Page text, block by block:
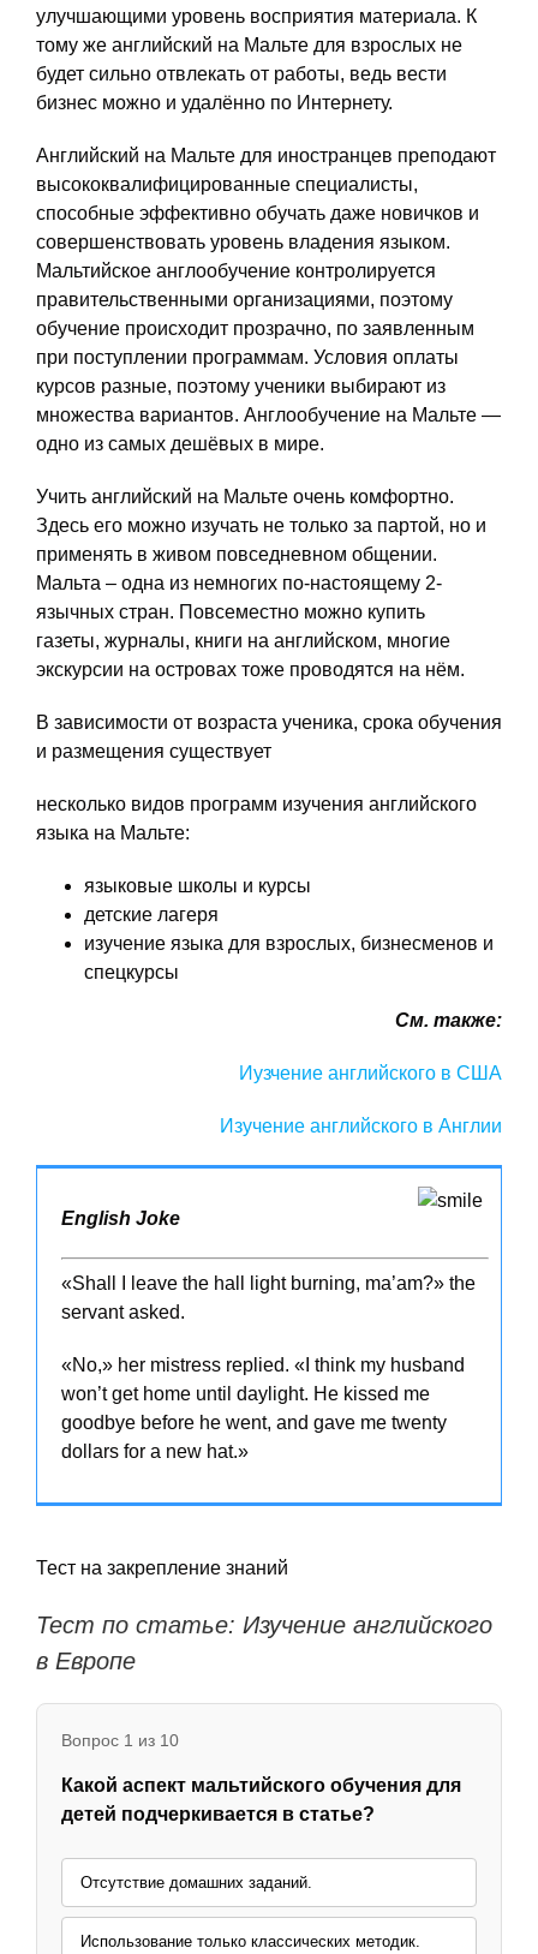
улучшающими уровень восприятия материала. К
тому же английский на Мальте для взрослых не
будет сильно отвлекать от работы, ведь вести
бизнес можно и удалённо по Интернету.
Английский на Мальте для иностранцев преподают
высококвалифицированные специалисты,
способные эффективно обучать даже новичков и
совершенствовать уровень владения языком.
Мальтийское англообучение контролируется
правительственными организациями, поэтому
обучение происходит прозрачно, по заявленным
при поступлении программам. Условия оплаты
курсов разные, поэтому ученики выбирают из
множества вариантов. Англообучение на Мальте —
одно из самых дешёвых в мире.
Учить английский на Мальте очень комфортно.
Здесь его можно изучать не только за партой, но и
применять в живом повседневном общении.
Мальта – одна из немногих по-настоящему 2-
язычных стран. Повсеместно можно купить
газеты, журналы, книги на английском, многие
экскурсии на островах тоже проводятся на нём.
В зависимости от возраста ученика, срока обучения
и размещения существует
несколько видов программ изучения английского
языка на Мальте:
языковые школы и курсы
детские лагеря
изучение языка для взрослых, бизнесменов и
спецкурсы
См. также:
Иузчение английского в США
Изучение английского в Англии
English Joke
«Shall I leave the hall light burning, ma’am?» the
servant asked.
«No,» her mistress replied. «I think my husband
won’t get home until daylight. He kissed me
goodbye before he went, and gave me twenty
dollars for a new hat.»
Тест на закрепление знаний
Тест по статье: Изучение английского
в Европе
Вопрос 1 из 10
Какой аспект мальтийского обучения для
детей подчеркивается в статье?
Отсутствие домашних заданий.
Использование только классических методик.